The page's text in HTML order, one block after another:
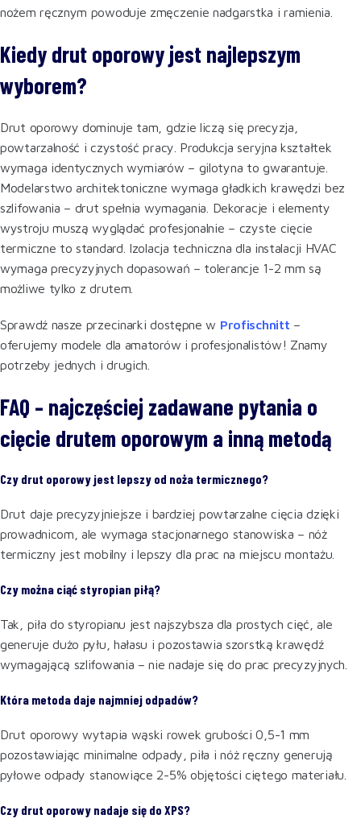
nożem ręcznym powoduje zmęczenie nadgarstka i ramienia.
Kiedy drut oporowy jest najlepszym
wyborem?
Drut oporowy dominuje tam, gdzie liczą się precyzja,
powtarzalność i czystość pracy. Produkcja seryjna kształtek
wymaga identycznych wymiarów – gilotyna to gwarantuje.
Modelarstwo architektoniczne wymaga gładkich krawędzi bez
szlifowania – drut spełnia wymagania. Dekoracje i elementy
wystroju muszą wyglądać profesjonalnie – czyste cięcie
termiczne to standard. Izolacja techniczna dla instalacji HVAC
wymaga precyzyjnych dopasowań – tolerancje 1-2 mm są
możliwe tylko z drutem.
Sprawdź nasze przecinarki dostępne w Profischnitt –
oferujemy modele dla amatorów i profesjonalistów! Znamy
potrzeby jednych i drugich.
FAQ – najczęściej zadawane pytania o
cięcie drutem oporowym a inną metodą
Czy drut oporowy jest lepszy od noża termicznego?
Drut daje precyzyjniejsze i bardziej powtarzalne cięcia dzięki
prowadnicom, ale wymaga stacjonarnego stanowiska – nóż
termiczny jest mobilny i lepszy dla prac na miejscu montażu.
Czy można ciąć styropian piłą?
Tak, piła do styropianu jest najszybsza dla prostych cięć, ale
generuje dużo pyłu, hałasu i pozostawia szorstką krawędź
wymagającą szlifowania – nie nadaje się do prac precyzyjnych.
Która metoda daje najmniej odpadów?
Drut oporowy wytapia wąski rowek grubości 0,5-1 mm
pozostawiając minimalne odpady, piła i nóż ręczny generują
pyłowe odpady stanowiące 2-5% objętości ciętego materiału.
Czy drut oporowy nadaje się do XPS?